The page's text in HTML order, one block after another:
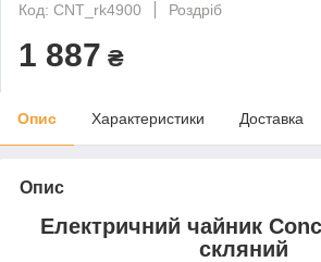
Код: CNT_rk4900
Роздріб
1 887 ₴
Опис Характеристики Доставка
Опис
Електричний чайник
скляний